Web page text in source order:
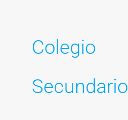
Colegio
Secundario